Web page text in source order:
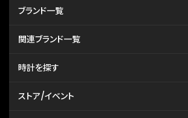
ブランド一覧
関連ブランド一覧
時計を探す
ストア/イベント